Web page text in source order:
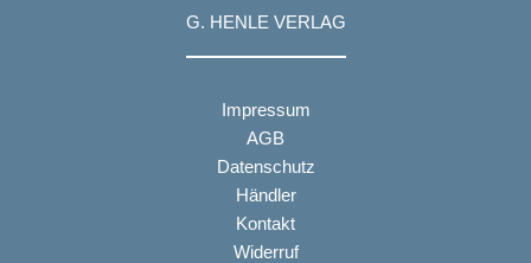
G. HENLE VERLAG
Impressum
AGB
Datenschutz
Händler
Kontakt
Widerruf